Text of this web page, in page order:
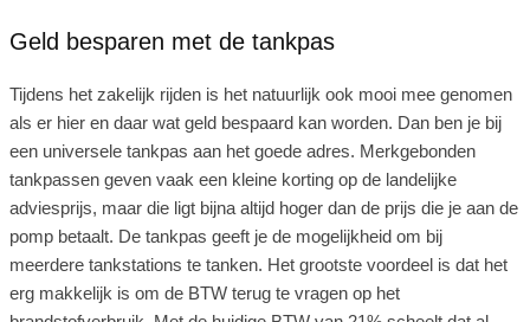
Geld besparen met de tankpas
Tijdens het zakelijk rijden is het natuurlijk ook mooi mee genomen
als er hier en daar wat geld bespaard kan worden. Dan ben je bij
een universele tankpas aan het goede adres. Merkgebonden
tankpassen geven vaak een kleine korting op de landelijke
adviesprijs, maar die ligt bijna altijd hoger dan de prijs die je aan de
pomp betaalt. De tankpas geeft je de mogelijkheid om bij
meerdere tankstations te tanken. Het grootste voordeel is dat het
erg makkelijk is om de BTW terug te vragen op het